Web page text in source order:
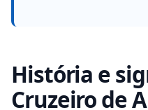
História e
Cruzeiro de